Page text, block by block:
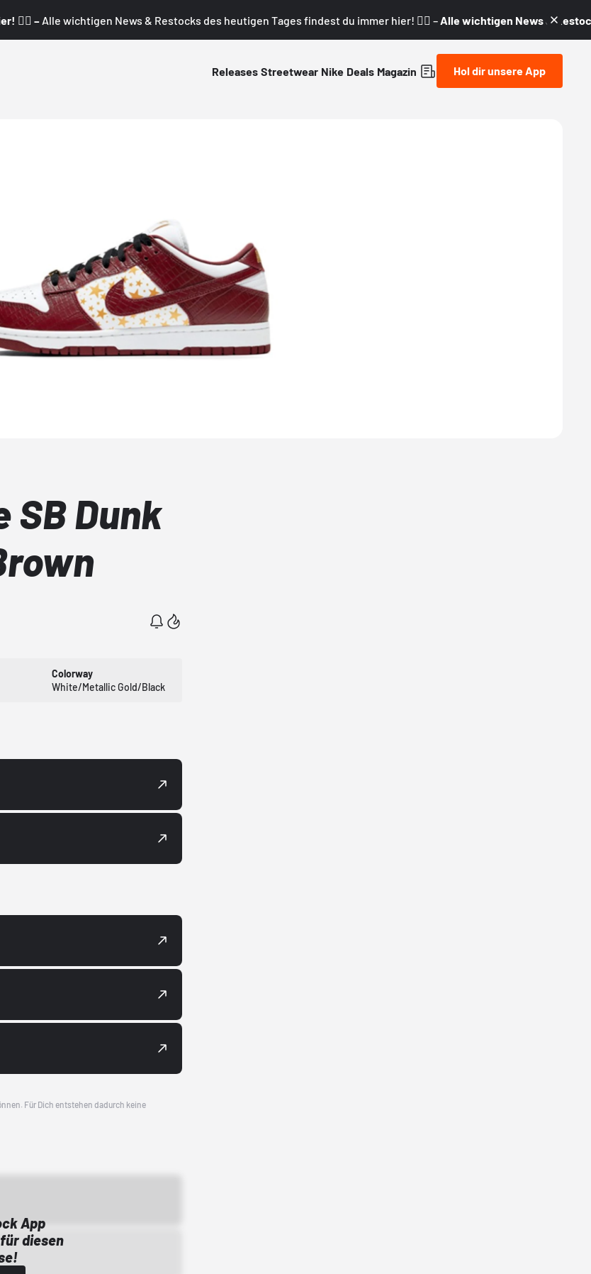
👇🏼 – Alle wichtigen News & Restocks des heutigen Tages findest du immer hier! 👇🏼 – Alle wichtigen News &
Releases Streetwear Nike Deals Magazin Hol dir unsere App
SB Dunk
Colorway
White/Metallic Gold/Black
Für Dich entstehen dadurch keine
App
für diesen